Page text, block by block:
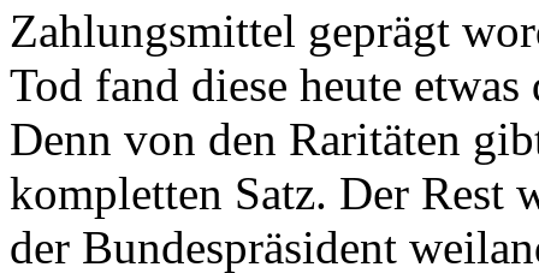
Zahlungsmittel geprägt
Tod fand diese heute
Denn von den Raritäten
kompletten Satz. Der Rest
der Bundespräsident